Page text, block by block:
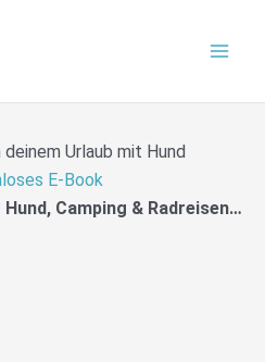
Urlaub mit Hund
E-Book
Camping & Radreisen…